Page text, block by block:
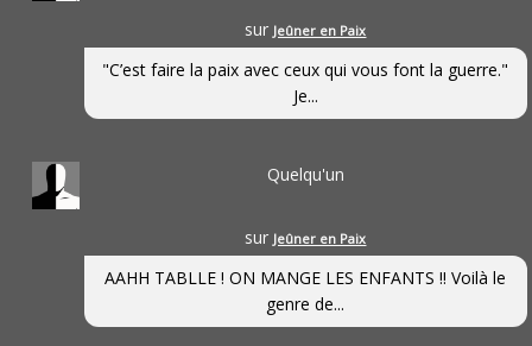
sur Jeûner en Paix
"C’est faire la paix avec ceux qui vous font la guerre."
Je...
Quelqu'un
sur Jeûner en Paix
AAHH TABLLE ! ON MANGE LES ENFANTS !! Voilà le
genre de...